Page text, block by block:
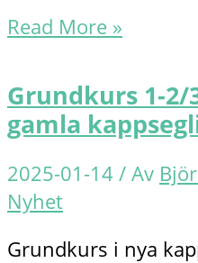
Kurs
för
genomgång
av
de
nya
Read More »
Grundkurs 1-2/
gamla
2025-01-14 / Av
Nyhet
Grundkurs i nya